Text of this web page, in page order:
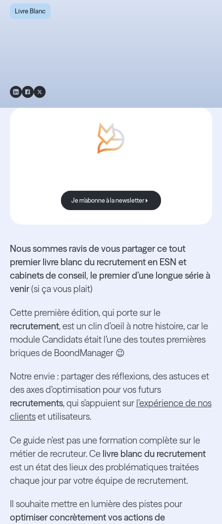
Livre Blanc
Je m'abonne à la newsletter
Je m'abonne à la newsletter
Nous sommes ravis de vous partager ce tout
premier livre blanc du recrutement en ESN et
cabinets de conseil, le premier d’une longue série à
venir(si ça vous plait)
Cette première édition, qui porte sur le
recrutement, est un clin d’oeil à notre histoire, car le
module Candidats était l’une des toutes premières
briques de BoondManager 😉
Notre envie : partager des réflexions, des astuces et
des axes d’optimisation pour vos futurs
recrutements, qui s’appuient sur l’expérience de nos
clientset utilisateurs.
Ce guide n’est pas une formation complète sur le
métier de recruteur. Ce livre blanc du recrutement
est un état des lieux des problématiques traitées
chaque jour par votre équipe de recrutement.
Il souhaite mettre en lumière des pistes pour
optimiser concrètement vos actions de